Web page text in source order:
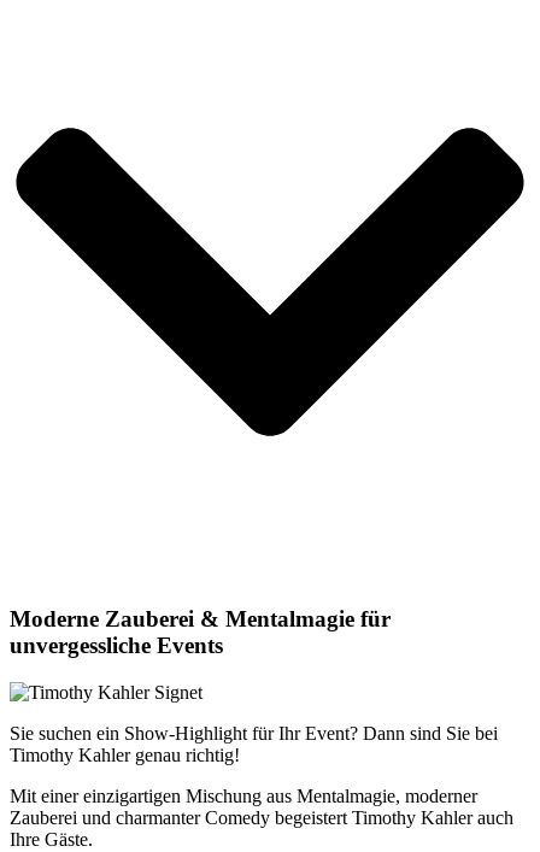
Moderne Zauberei & Mentalmagie für
unvergessliche Events
Sie suchen ein Show-Highlight für Ihr Event? Dann sind Sie bei
Timothy Kahler genau richtig!
Mit einer einzigartigen Mischung aus Mentalmagie, moderner
Zauberei und charmanter Comedy begeistert Timothy Kahler auch
Ihre Gäste.